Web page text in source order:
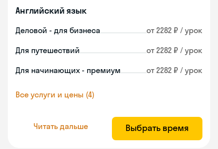
Английский язык
Деловой - для бизнеса от 2282 ₽ / урок
Для путешествий от 2282 ₽ / урок
Для начинающих - премиум от 2282 ₽ / урок
Все услуги и цены (4)
Читать дальше Выбрать время